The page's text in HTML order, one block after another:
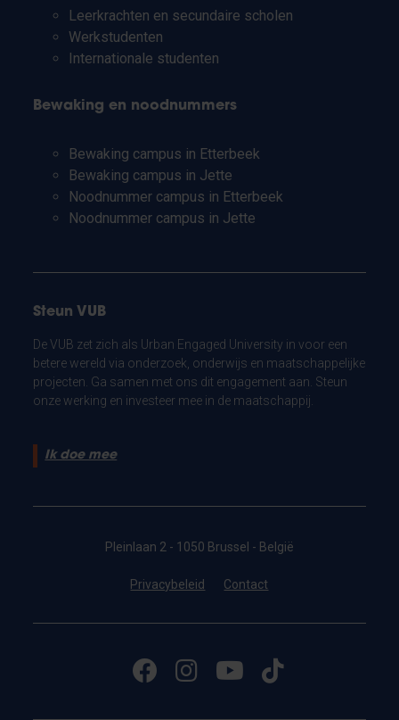
Leerkrachten en secundaire scholen
Werkstudenten
Internationale studenten
Bewaking en noodnummers
Bewaking campus in Etterbeek
Bewaking campus in Jette
Noodnummer campus in Etterbeek
Noodnummer campus in Jette
Steun VUB
De VUB zet zich als Urban Engaged University in voor een
betere wereld via onderzoek, onderwijs en maatschappelijke
projecten. Ga samen met ons dit engagement aan. Steun
onze werking en investeer mee in de maatschappij.
Ik doe mee
Pleinlaan 2 - 1050 Brussel - België
Privacybeleid Contact